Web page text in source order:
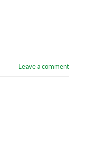
Leave a comment